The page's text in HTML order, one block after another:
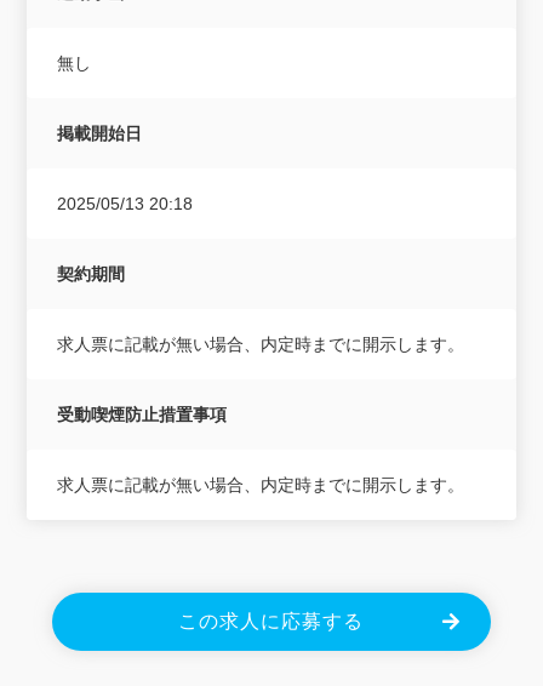
無し
掲載開始日
2025/05/13 20:18
契約期間
求人票に記載が無い場合、内定時までに開示します。
受動喫煙防止措置事項
求人票に記載が無い場合、内定時までに開示します。
この求人に応募する